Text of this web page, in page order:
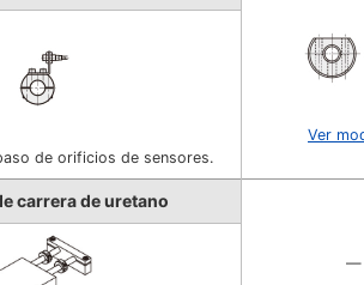
Ver
de orificios de sensores.
carrera de uretano
—